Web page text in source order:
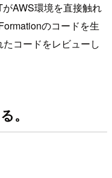
AWS環境を直接触れ
のコードを生
コードをレビューし
。